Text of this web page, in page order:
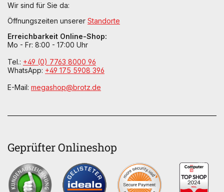
Wir sind für Sie da:
Öffnungszeiten unserer Standorte
Erreichbarkeit Online-Shop:
Mo - Fr: 8:00 - 17:00 Uhr
Tel.: +49 (0) 7763 8000 96
WhatsApp: +49 175 5908 396
E-Mail: megashop@brotz.de
Geprüfter Onlineshop